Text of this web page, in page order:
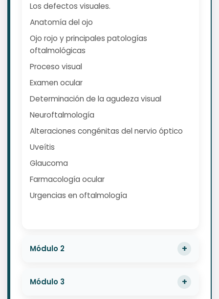
Los defectos visuales.
Anatomía del ojo
Ojo rojo y principales patologías
oftalmológicas
Proceso visual
Examen ocular
Determinación de la agudeza visual
Neuroftalmología
Alteraciones congénitas del nervio óptico
Uveítis
Glaucoma
Farmacología ocular
Urgencias en oftalmología
Módulo 2
Módulo 3